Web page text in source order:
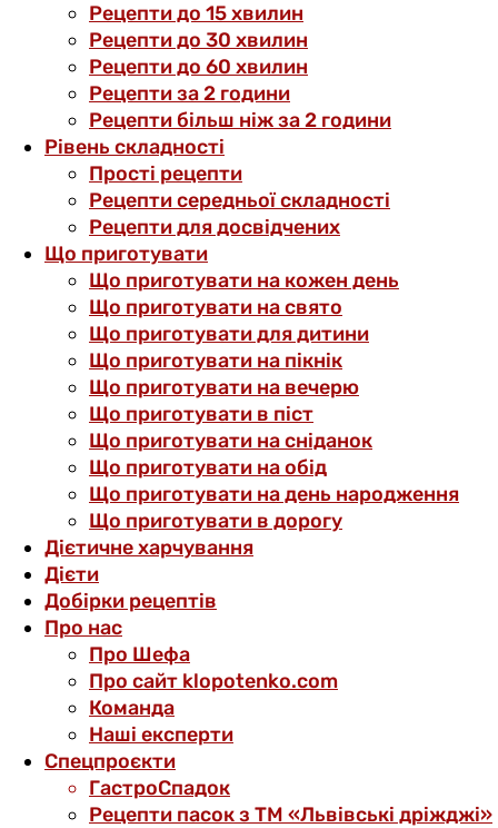
Рецепти до 15 хвилин
Рецепти до 30 хвилин
Рецепти до 60 хвилин
Рецепти за 2 години
Рецепти більш ніж за 2 години
Рівень складності
Прості рецепти
Рецепти середньої складності
Рецепти для досвідчених
Що приготувати
Що приготувати на кожен день
Що приготувати на свято
Що приготувати для дитини
Що приготувати на пікнік
Що приготувати на вечерю
Що приготувати в піст
Що приготувати на сніданок
Що приготувати на обід
Що приготувати на день народження
Що приготувати в дорогу
Дієтичне харчування
Дієти
Добірки рецептів
Про нас
Про Шефа
Про сайт klopotenko.com
Команда
Наші експерти
Спецпроєкти
ГастроСпадок
Рецепти пасок з ТМ «Львівські дріжджі»